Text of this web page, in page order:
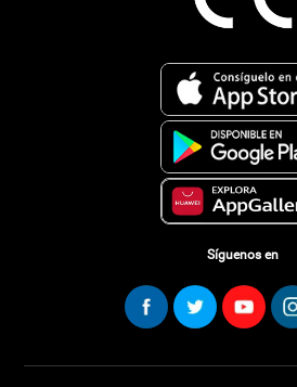
Síguenos en